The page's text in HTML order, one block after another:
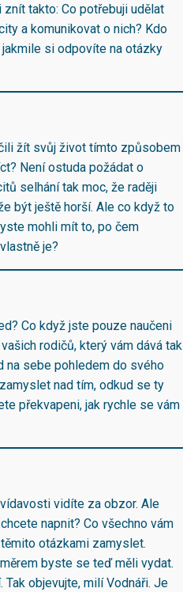
takto: Co potřebuji udělat
a komunikovat o nich? Kdo
si odpovíte na otázky
žít svůj život tímto způsobem
Není ostuda požádat o
selhání tak moc, že raději
být ještě horší. Ale co když to
mohli mít to, po čem
je?
Co když jste pouze naučeni
rodičů, který vám dává tak
na sebe pohledem do svého
nad tím, odkud se ty
překvapeni, jak rychle se vám
vidíte za obzor. Ale
napnit? Co všechno vám
otázkami zamyslet.
byste se teď měli vydat.
objevujte, milí Vodnáři. Je